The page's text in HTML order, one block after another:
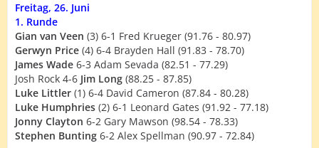
Freitag, 26. Juni
1. Runde
Gian van Veen (3) 6-1 Fred Krueger (91.76 - 80.97)
Gerwyn Price (4) 6-4 Brayden Hall (91.83 - 78.70)
James Wade 6-3 Adam Sevada (82.51 - 77.29)
Josh Rock 4-6 Jim Long (88.25 - 87.85)
Luke Littler (1) 6-4 David Cameron (87.84 - 80.28)
Luke Humphries (2) 6-1 Leonard Gates (91.92 - 77.18)
Jonny Clayton 6-2 Gary Mawson (98.54 - 78.33)
Stephen Bunting 6-2 Alex Spellman (90.97 - 72.84)